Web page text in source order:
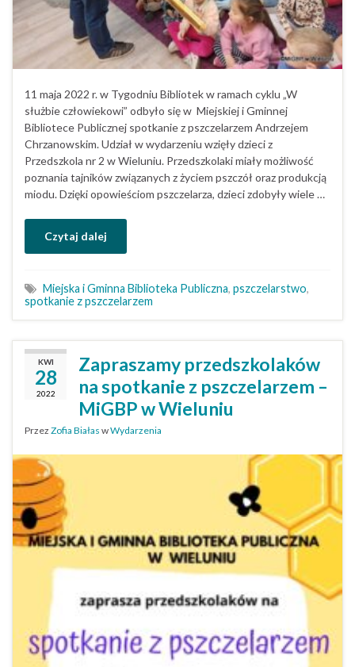
11 maja 2022 r. w Tygodniu Bibliotek w ramach cyklu „W
służbie człowiekowi” odbyło się w Miejskiej i Gminnej
Bibliotece Publicznej spotkanie z pszczelarzem Andrzejem
Chrzanowskim. Udział w wydarzeniu wzięły dzieci z
Przedszkola nr 2 w Wieluniu. Przedszkolaki miały możliwość
poznania tajników związanych z życiem pszczół oraz produkcją
miodu. Dzięki opowieściom pszczelarza, dzieci zdobyły wiele …
Czytaj dalej
Miejska i Gminna Biblioteka Publiczna, pszczelarstwo,
spotkanie z pszczelarzem
KWI
28
2022
Zapraszamy przedszkolaków
na spotkanie z pszczelarzem –
MiGBP w Wieluniu
Przez Zofia Białas wWydarzenia